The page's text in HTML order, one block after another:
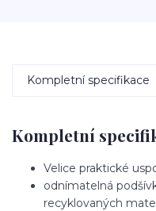
Kompletní specifikace
Kompletní
Velice praktické
odnímatelná
recyklovaných